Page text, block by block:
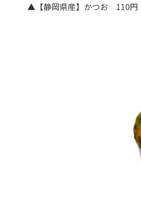
▲【静岡県産】かつお 110円